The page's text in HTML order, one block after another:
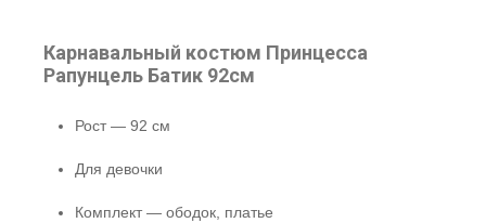
Карнавальный костюм Принцесса
Рапунцель Батик 92см
Рост — 92 см
Для девочки
Комплект — ободок, платье